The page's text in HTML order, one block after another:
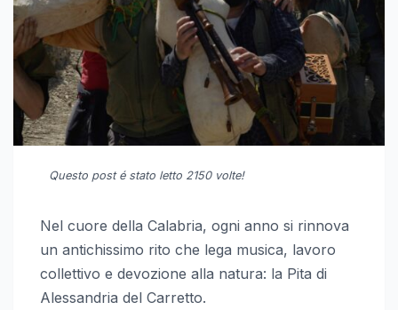
Questo post é stato letto 2150 volte!
Nel cuore della Calabria, ogni anno si rinnova
un antichissimo rito che lega musica, lavoro
collettivo e devozione alla natura: la Pita di
Alessandria del Carretto.